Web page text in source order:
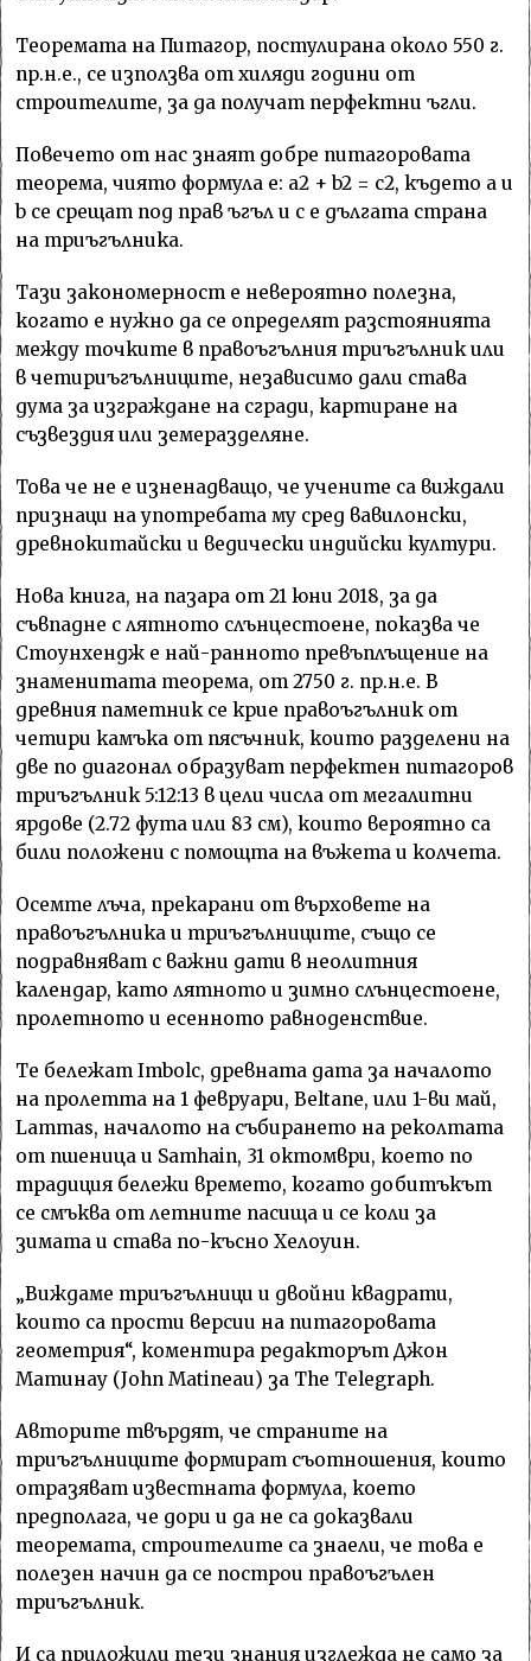
Теоремата на Питагор, постулирана около 550 г.
пр.н.е., се използва от хиляди години от
строителите, за да получат перфектни ъгли.
Повечето от нас знаят добре питагоровата
теорема, чиято формула е: а2 + b2 = c2, където a и
b се срещат под прав ъгъл и c е дългата страна
на триъгълника.
Тaзи закономерност е невероятно полезна,
когато е нужно да се определят разстоянията
между точките в правоъгълния триъгълник или
в четириъгълниците, независимо дали става
дума за изграждане на сгради, картиране на
съзвездия или земеразделяне.
Това че не е изненадващо, че учените са виждали
признаци на употребата му сред вавилонски,
древнокитайски и ведически индийски култури.
Нова книга, на пазара от 21 юни 2018, за да
съвпадне с лятното слънцестоене, показва че
Стоунхендж е най-ранното превъплъщение на
знаменитата теорема, от 2750 г. пр.н.е. В
древния паметник се крие правоъгълник от
четири камъка от пясъчник, които разделени на
две по диагонал образуват перфектен питагоров
триъгълник 5:12:13 в цели числа от мегалитни
ярдове (2.72 фута или 83 см), които вероятно са
били положени с помощта на въжета и колчета.
Осемте лъча, прекарани от върховете на
правоъгълника и триъгълниците, също се
подравняват с важни дати в неолитния
календар, като лятното и зимно слънцестоене,
пролетното и есенното равноденствие.
Tе бележат Imbolc, древната дата за началото
на пролетта на 1 февруари, Beltane, или 1-ви май,
Lammas, началото на събирането на реколтата
от пшеница и Samhain, 31 октомври, което по
традиция бележи времето, когато добитъкът
се смъква от летните пасища и се коли за
зимата и става по-късно Хелоуин.
„Виждаме триъгълници и двойни квадрати,
които са прости версии на питагоровата
геометрия“, коментира редакторът Джон
Матинау (John Matineau) за The Telegraph.
Авторите твърдят, че страните на
триъгълниците формират съотношения, които
отразяват известната формула, което
предполага, че дори и да не са доказвали
теоремата, строителите са знаели, че това е
полезен начин да се построи правоъгълен
триъгълник.
И са приложили тези знания изглежда не само за